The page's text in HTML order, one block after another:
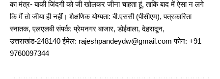
का मंत्र- बाकी जिंदगी को जी खोलकर जीना चाहता हूं, ताकि बाद में ऐसा न लगे
कि मैं तो जीया ही नहीं। शैक्षणिक योग्यता: बी.एससी (पीसीएम), पत्रकारिता
स्नातक, एलएलबी संपर्क: प्रेमनगर बाजार, डोईवाला, देहरादून,
उत्तराखंड-248140 ईमेल: rajeshpandeydw@gmail.com फोन: +91
9760097344